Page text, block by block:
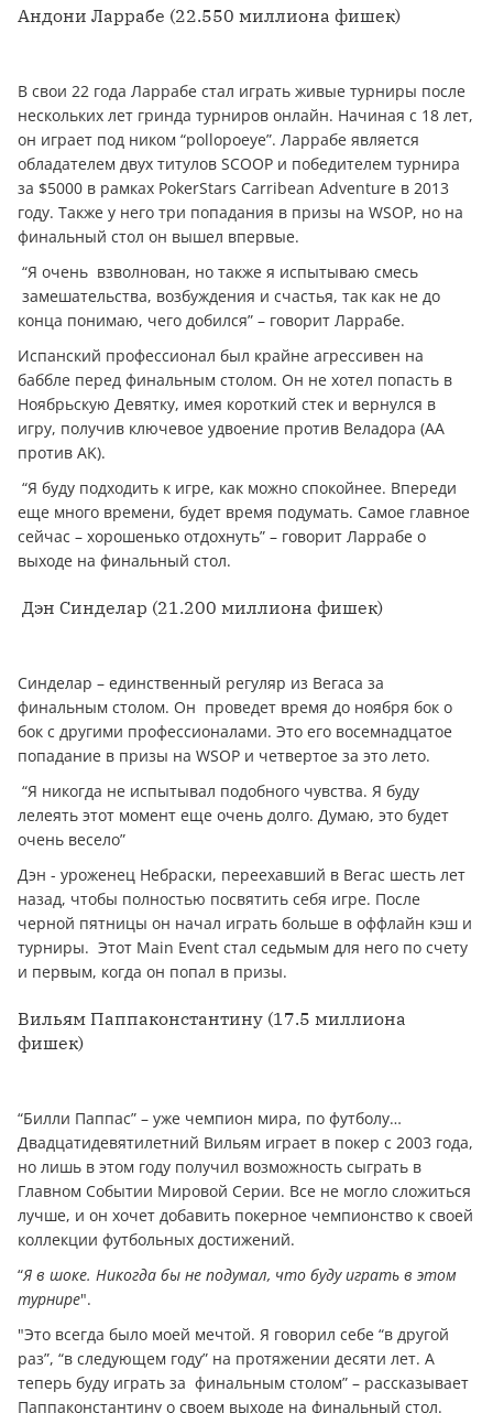
Андони Ларрабе (22.550 миллиона фишек)
В свои 22 года Ларрабе стал играть живые турниры после
нескольких лет гринда турниров онлайн. Начиная с 18 лет,
он играет под ником “pollopoeye”. Ларрабе является
обладателем двух титулов SCOOP и победителем турнира
за $5000 в рамках PokerStars Carribean Adventure в 2013
году. Также у него три попадания в призы на WSOP, но на
финальный стол он вышел впервые.
“Я очень взволнован, но также я испытываю смесь
замешательства, возбуждения и счастья, так как не до
конца понимаю, чего добился” – говорит Ларрабе.
Испанский профессионал был крайне агрессивен на
баббле перед финальным столом. Он не хотел попасть в
Ноябрьскую Девятку, имея короткий стек и вернулся в
игру, получив ключевое удвоение против Веладора (AA
против AK).
“Я буду подходить к игре, как можно спокойнее. Впереди
еще много времени, будет время подумать. Самое главное
сейчас – хорошенько отдохнуть” – говорит Ларрабе о
выходе на финальный стол.
Дэн Синделар (21.200 миллиона фишек)
Синделар – единственный регуляр из Вегаса за
финальным столом. Он проведет время до ноября бок о
бок с другими профессионалами. Это его восемнадцатое
попадание в призы на WSOP и четвертое за это лето.
“Я никогда не испытывал подобного чувства. Я буду
лелеять этот момент еще очень долго. Думаю, это будет
очень весело”
Дэн - уроженец Небраски, переехавший в Вегас шесть лет
назад, чтобы полностью посвятить себя игре. После
черной пятницы он начал играть больше в оффлайн кэш и
турниры. Этот Main Event стал седьмым для него по счету
и первым, когда он попал в призы.
Вильям Паппаконстантину (17.5 миллиона
фишек)
“Билли Паппас” – уже чемпион мира, по футболу…
Двадцатидевятилетний Вильям играет в покер с 2003 года,
но лишь в этом году получил возможность сыграть в
Главном Событии Мировой Серии. Все не могло сложиться
лучше, и он хочет добавить покерное чемпионство к своей
коллекции футбольных достижений.
“Я в шоке. Никогда бы не подумал, что буду играть в этом
турнире".
"Это всегда было моей мечтой. Я говорил себе “в другой
раз”, “в следующем году” на протяжении десяти лет. А
теперь буду играть за финальным столом” – рассказывает
Паппаконстантину о своем выходе на финальный стол.